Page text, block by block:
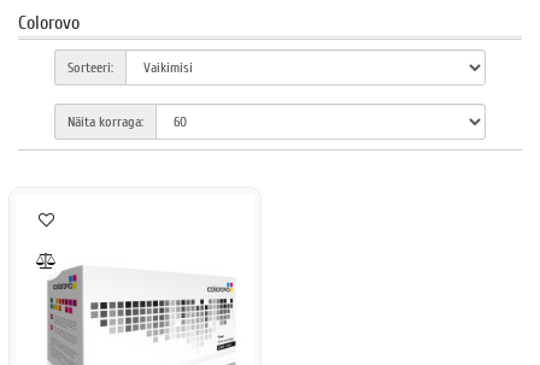
Colorovo
Sorteeri:
Näita korraga: